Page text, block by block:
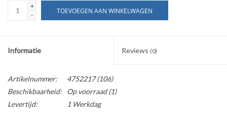
+
-
TOEVOEGEN AAN WINKELWAGEN
Informatie Reviews (0)
Artikelnummer:
4752217 (106)
Beschikbaarheid:
Op voorraad(1)
Levertijd:
1 Werkdag